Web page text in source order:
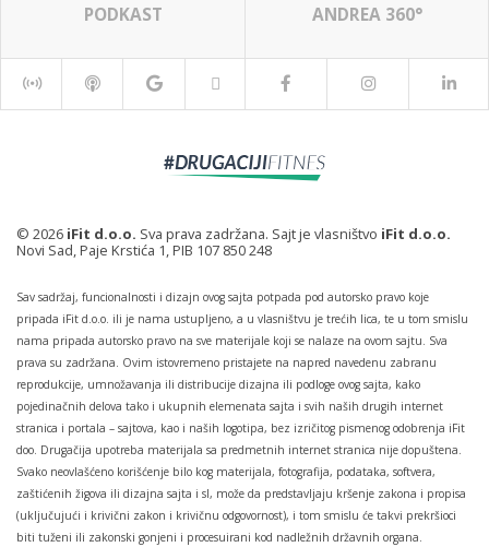
PODKAST ANDREA 360°
© 2026 iFit d.o.o. Sva prava zadržana. Sajt je vlasništvo iFit d.o.o.
Novi Sad, Paje Krstića 1, PIB 107 850 248
Sav sadržaj, funcionalnosti i dizajn ovog sajta potpada pod autorsko pravo koje
pripada iFit d.o.o. ili je nama ustupljeno, a u vlasništvu je trećih lica, te u tom smislu
nama pripada autorsko pravo na sve materijale koji se nalaze na ovom sajtu. Sva
prava su zadržana. Ovim istovremeno pristajete na napred navedenu zabranu
reprodukcije, umnožavanja ili distribucije dizajna ili podloge ovog sajta, kako
pojedinačnih delova tako i ukupnih elemenata sajta i svih naših drugih internet
stranica i portala – sajtova, kao i naših logotipa, bez izričitog pismenog odobrenja iFit
doo. Drugačija upotreba materijala sa predmetnih internet stranica nije dopuštena.
Svako neovlašćeno korišćenje bilo kog materijala, fotografija, podataka, softvera,
zaštićenih žigova ili dizajna sajta i sl, može da predstavljaju kršenje zakona i propisa
(uključujući i krivični zakon i krivičnu odgovornost), i tom smislu će takvi prekršioci
biti tuženi ili zakonski gonjeni i procesuirani kod nadležnih državnih organa.